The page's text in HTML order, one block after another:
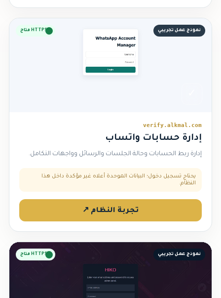
نموذج عمل تجريبي HTTPS متاح
verify.alkmal.com
إدارة حسابات واتساب
إدارة ربط الحسابات وحالة الجلسات والرسائل وواجهات التكامل.
يحتاج تسجيل دخول؛ البيانات الموحدة أعلاه غير مؤكدة داخل هذا
النظام.
تجربة النظام ↗
نموذج عمل تجريبي HTTPS متاح